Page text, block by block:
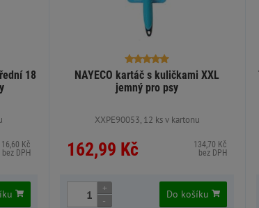
18
Kč
bez DPH
NAYECO kartáč s kuličkami XXL
jemný pro psy
XXPE90053, 12 ks v kartonu
162,99 Kč
134,70 Kč
bez DPH
+
-
Do košíku